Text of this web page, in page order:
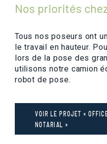
Nos priorités
Tous nos poseurs ont
le travail en hauteur.
lors de la pose des
utilisons notre camion
robot de pose.
VOIR LE PROJET «
NOTARIAL »